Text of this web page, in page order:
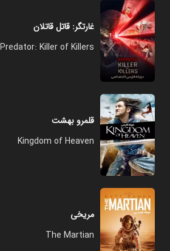
غارتگر: قاتل قاتلان
Predator: Killer of Killers
قلمرو بهشت
Kingdom of Heaven
مریخی
The Martian